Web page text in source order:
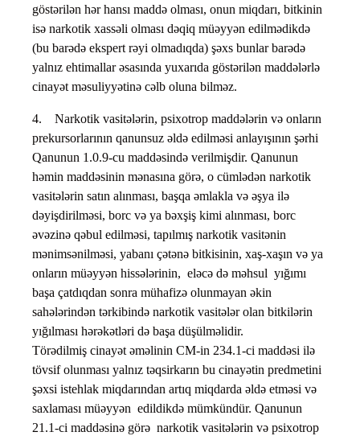
göstərilən hər hansı maddə olması, onun miqdarı, bitkinin
isə narkotik xassəli olması dəqiq müəyyən edilmədikdə
(bu barədə ekspert rəyi olmadıqda) şəxs bunlar barədə
yalnız ehtimallar əsasında yuxarıda göstərilən maddələrlə
cinayət məsuliyyətinə cəlb oluna bilməz.
4. Narkotik vasitələrin, psixotrop maddələrin və onların
prekursorlarının qanunsuz əldə edilməsi anlayışının şərhi
Qanunun 1.0.9-cu maddəsində verilmişdir. Qanunun
həmin maddəsinin mənasına görə, o cümlədən narkotik
vasitələrin satın alınması, başqa əmlakla və əşya ilə
dəyişdirilməsi, borc və ya bəxşiş kimi alınması, borc
əvəzinə qəbul edilməsi, tapılmış narkotik vasitənin
mənimsənilməsi, yabanı çətənə bitkisinin, xaş-xaşın və ya
onların müəyyən hissələrinin, eləcə də məhsul yığımı
başa çatdıqdan sonra mühafizə olunmayan əkin
sahələrindən tərkibində narkotik vasitələr olan bitkilərin
yığılması hərəkətləri də başa düşülməlidir.
Törədilmiş cinayət əməlinin CM-in 234.1-ci maddəsi ilə
tövsif olunması yalnız təqsirkarın bu cinayətin predmetini
şəxsi istehlak miqdarından artıq miqdarda əldə etməsi və
saxlaması müəyyən edildikdə mümkündür. Qanunun
21.1-ci maddəsinə görə narkotik vasitələrin və psixotrop